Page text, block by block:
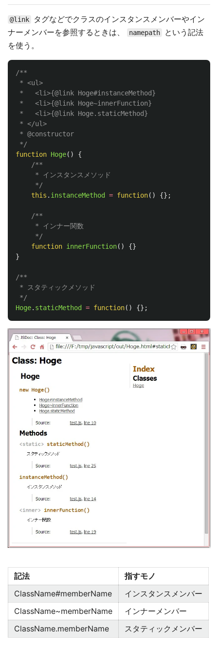
@link
タグなどでクラスのインスタンスメンバーやイン
ナーメンバーを参照するときは、
namepath
という記法
を使う。
/**
* <ul>
*   <li>{@link Hoge#instanceMethod}
*   <li>{@link Hoge~innerFunction}
*   <li>{@link Hoge.staticMethod}
* </ul>
* @constructor
*/
function Hoge()
{
/**
     * インスタンスメソッド
     */
this . instanceMethod = function() {};
/**
     * インナー関数
     */
function innerFunction()
{}
}
/**
* スタティックメソッド
*/
Hoge. staticMethod = function() {};
記法
指すモノ
ClassName#memberName
インスタンスメンバー
ClassName~memberName
インナーメンバー
ClassName.memberName
スタティックメンバー